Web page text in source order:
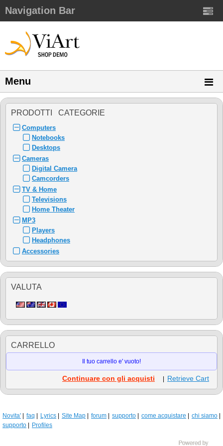
Navigation Bar
Menu
PRODOTTI CATEGORIE
Computers
Notebooks
Desktops
Cameras
Digital Camera
Camcorders
TV & Home
Televisions
Home Theater
MP3
Players
Headphones
Accessories
VALUTA
CARRELLO
Il tuo carrello e' vuoto!
Continuare con gli acquisti Retrieve Cart
Novita' faq Lyrics Site Map forum supporto come acquistare
chi siamo
supporto
Profiles